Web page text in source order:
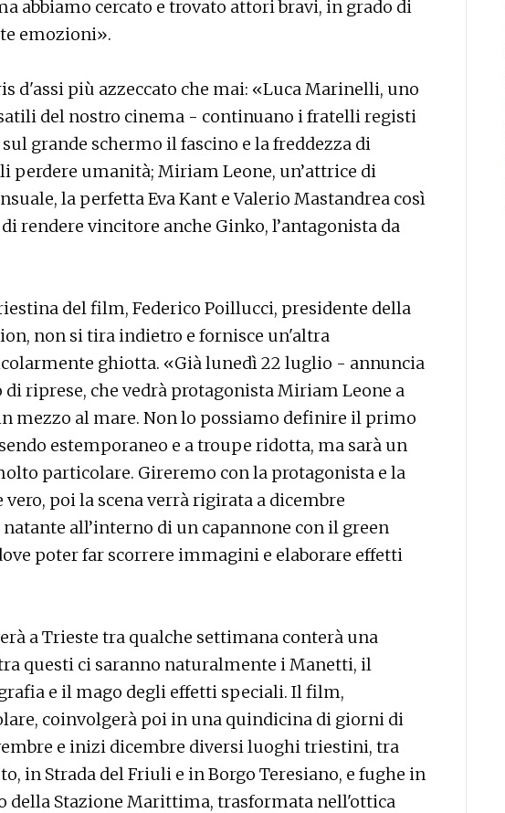
abbiamo cercato e trovato attori bravi, in grado di
emozioni».
d'assi più azzeccato che mai: «Luca Marinelli, uno
del nostro cinema - continuano i fratelli registi
grande schermo il fascino e la freddezza di
perdere umanità; Miriam Leone, un’attrice di
la perfetta Eva Kant e Valerio Mastandrea così
rendere vincitore anche Ginko, l’antagonista da
del film, Federico Poillucci, presidente della
non si tira indietro e fornisce un'altra
ghiotta. «Già lunedì 22 luglio - annuncia
riprese, che vedrà protagonista Miriam Leone a
mezzo al mare. Non lo possiamo definire il primo
estemporaneo e a troupe ridotta, ma sarà un
particolare. Gireremo con la protagonista e la
vero, poi la scena verrà rigirata a dicembre
all’interno di un capannone con il green
poter far scorrere immagini e elaborare effetti
a Trieste tra qualche settimana conterà una
questi ci saranno naturalmente i Manetti, il
e il mago degli effetti speciali. Il film,
coinvolgerà poi in una quindicina di giorni di
e inizi dicembre diversi luoghi triestini, tra
in Strada del Friuli e in Borgo Teresiano, e fughe in
della Stazione Marittima, trasformata nell'ottica